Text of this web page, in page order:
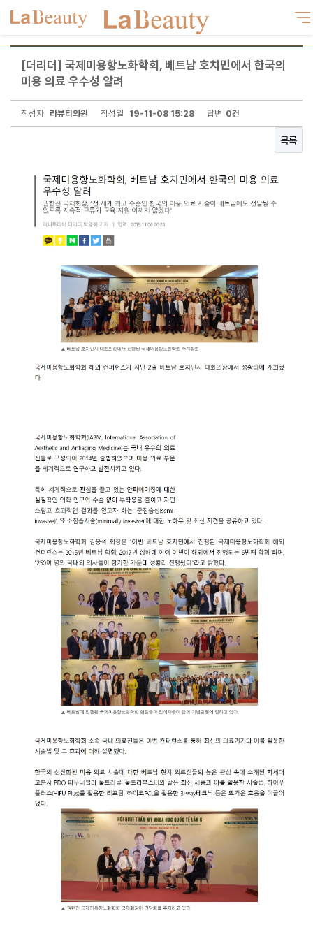
[더리더] 국제미용항노화학회, 베트남 호치민에서 한국의
미용 의료 우수성 알려
작성자 라뷰티의원 작성일 19-11-08 15:28 답변 0건
목록